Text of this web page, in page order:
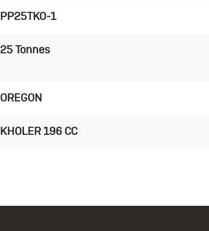
PP25TKO-1
25 Tonnes
OREGON
KHOLER 196 CC